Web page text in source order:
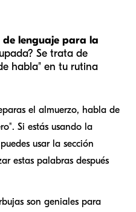
lenguaje para la
Se trata de
habla" en tu rutina
el almuerzo, habla de
Si estás usando la
usar la sección
estas palabras después
son geniales para